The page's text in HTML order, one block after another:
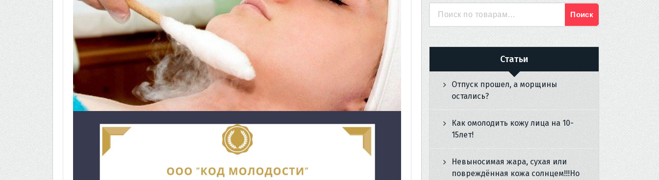
Искать:
Поиск
Статьи
Отпуск прошел, а морщины
остались?
Как омолодить кожу лица на 10-
15лет!
Невыносимая жара, сухая или
повреждённая кожа солнцем!!!Но